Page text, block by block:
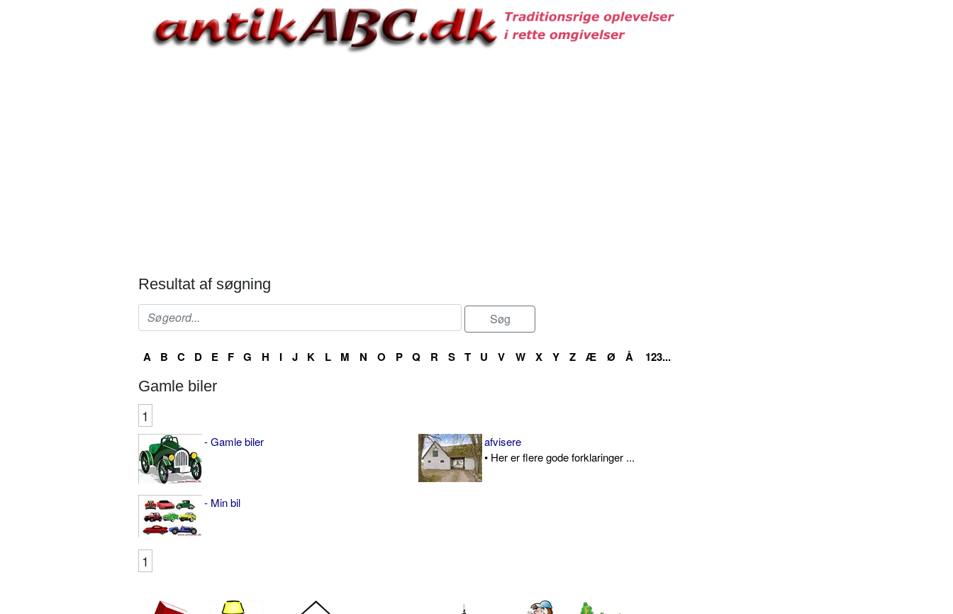
Resultat af søgning
A B C D E F G H I J K L M N O P Q R S T U V W X Y Z Æ Ø Å 123...
Gamle biler
1
- Gamle biler
afvisere
• Her er flere gode forklaringer ...
- Min bil
1